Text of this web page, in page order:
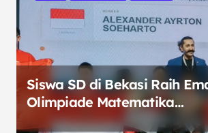
Siswa SD di Bekasi Raih
Olimpiade Matematika
Internasional di Malaysia